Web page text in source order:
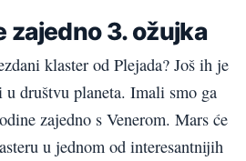
zajedno 3. ožujka
klaster od Plejada? Još ih je
društvu planeta. Imali smo ga
zajedno s Venerom. Mars će
u jednom od interesantnijih